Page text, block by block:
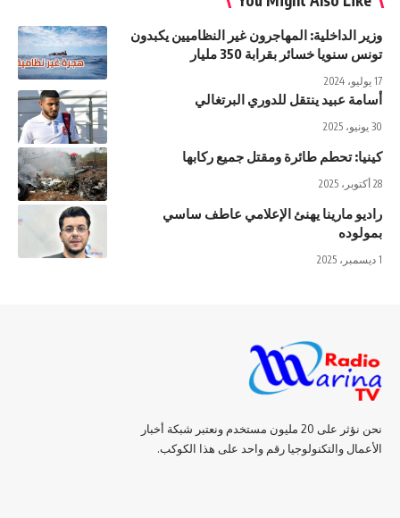
وزير الداخلية: المهاجرون غير النظاميين يكبدون
تونس سنويا خسائر بقرابة 350 مليار
17 يوليو، 2024
أسامة عبيد ينتقل للدوري البرتغالي
30 يونيو، 2025
كينيا: تحطم طائرة ومقتل جميع ركابها
28 أكتوبر، 2025
راديو مارينا يهنئ الإعلامي عاطف ساسي
بمولوده
1 ديسمبر، 2025
نحن نؤثر على 20 مليون مستخدم ونعتبر شبكة أخبار
الأعمال والتكنولوجيا رقم واحد على هذا الكوكب.